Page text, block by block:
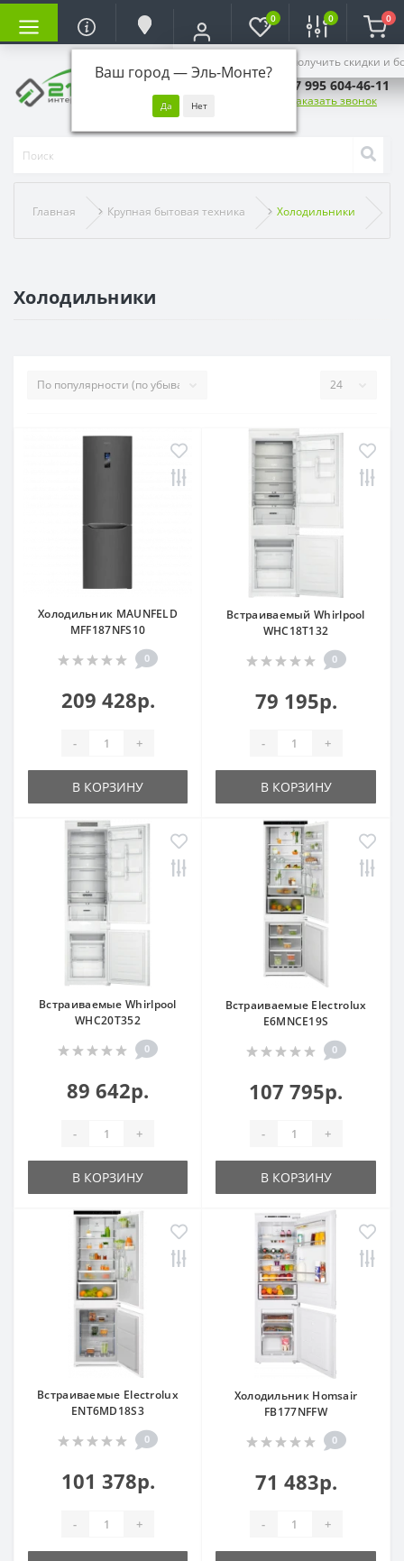
Ваш город —Эль-Монте?
Войдите, чтобы получить скидки и
0 0 0
+7 995 604-46-11
Заказать звонок
Главная Крупная бытовая техника Холодильники
Холодильники
Холодильник MAUNFELD
MFF187NFS10
0
209 428р.
- +
В КОРЗИНУ
Встраиваемый Whirlpool
WHC18T132
0
79 195р.
- +
В КОРЗИНУ
Встраиваемые Whirlpool
WHC20T352
0
89 642р.
- +
В КОРЗИНУ
Встраиваемые Electrolux
E6MNCE19S
0
107 795р.
- +
В КОРЗИНУ
Встраиваемые Electrolux
ENT6MD18S3
0
101 378р.
- +
Холодильник Homsair
FB177NFFW
0
71 483р.
- +